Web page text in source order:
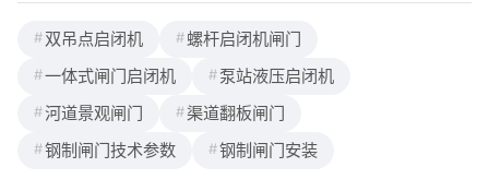
双吊点启闭机
螺杆启闭机闸门
一体式闸门启闭机
泵站液压启闭机
河道景观闸门
渠道翻板闸门
钢制闸门技术参数
钢制闸门安装